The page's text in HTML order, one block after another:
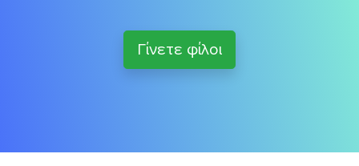
Γίνετε φίλοι